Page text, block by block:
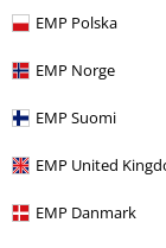
EMP Polska
EMP Norge
EMP Suomi
EMP United
EMP Danmark
Altre Categorie.
Serie TV & Film